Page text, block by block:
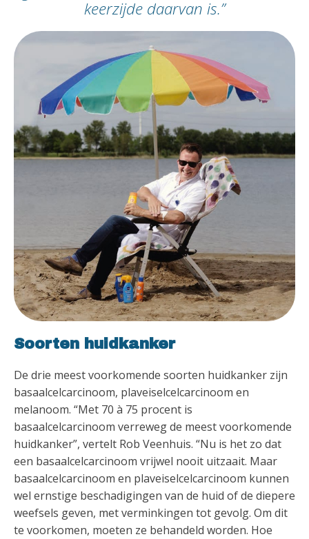
keerzijde daarvan is.”
Soorten huidkanker
De drie meest voorkomende soorten huidkanker zijn
basaalcelcarcinoom, plaveiselcelcarcinoom en
melanoom. “Met 70 à 75 procent is
basaalcelcarcinoom verreweg de meest voorkomende
huidkanker”, vertelt Rob Veenhuis. “Nu is het zo dat
een basaalcelcarcinoom vrijwel nooit uitzaait. Maar
basaalcelcarcinoom en plaveiselcelcarcinoom kunnen
wel ernstige beschadigingen van de huid of de diepere
weefsels geven, met verminkingen tot gevolg. Om dit
te voorkomen, moeten ze behandeld worden. Hoe